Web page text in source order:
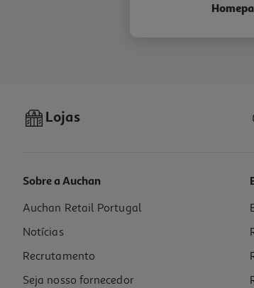
Lojas
Sobre a Auchan
Auchan Retail Portugal
Notícias
Recrutamento
Seja nosso fornecedor